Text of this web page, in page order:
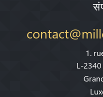
1.
L-